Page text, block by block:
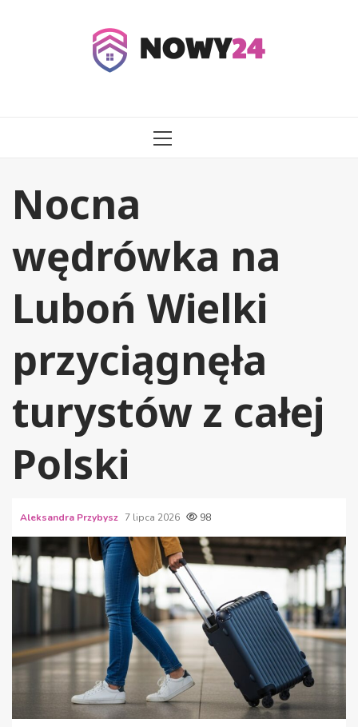
MENU
Nocna
wędrówka na
Luboń Wielki
przyciągnęła
turystów z całej
Polski
Aleksandra Przybysz 7 lipca 2026 98